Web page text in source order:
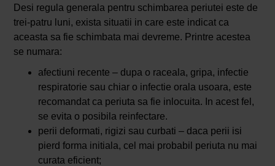
Desi regula generala pentru schimbarea periutei este de
trei-patru luni, exista situatii in care este indicat ca
aceasta sa fie schimbata mai devreme. Printre acestea
se numara:
afectiuni recente – dupa o raceala, gripa, infectie
respiratorie sau chiar o infectie orala usoara, este
recomandat ca periuta sa fie inlocuita. In acest fel,
se evita o posibila reinfectare.
perii deformati, rigizi sau curbati – daca perii isi
pierd forma initiala, cel mai probabil periuta nu mai
curata eficient;